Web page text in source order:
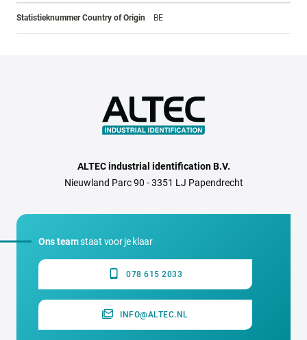
Statistieknummer Country of Origin BE
ALTEC industrial identification B.V.
Nieuwland Parc 90 - 3351 LJ Papendrecht
Ons teamstaat voor je klaar
078 615 2033
INFO@ALTEC.NL